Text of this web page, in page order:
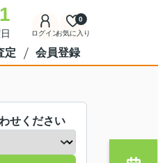
ログインお気に入り
0
定 会員登録
せください